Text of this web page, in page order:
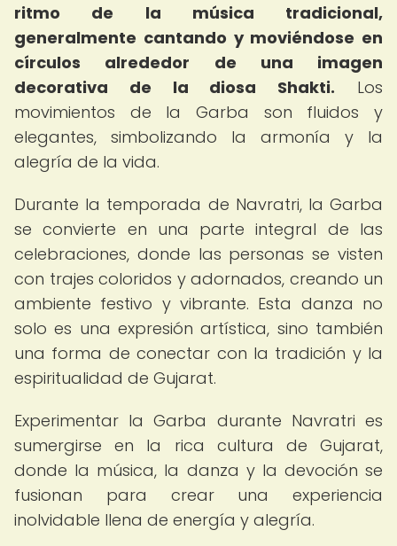
ritmo de la música tradicional,
generalmente cantando y moviéndose en
círculos alrededor de una imagen
decorativa de la diosa Shakti. Los
movimientos de la Garba son fluidos y
elegantes, simbolizando la armonía y la
alegría de la vida.
Durante la temporada de Navratri, la Garba
se convierte en una parte integral de las
celebraciones, donde las personas se visten
con trajes coloridos y adornados, creando un
ambiente festivo y vibrante. Esta danza no
solo es una expresión artística, sino también
una forma de conectar con la tradición y la
espiritualidad de Gujarat.
Experimentar la Garba durante Navratri es
sumergirse en la rica cultura de Gujarat,
donde la música, la danza y la devoción se
fusionan para crear una experiencia
inolvidable llena de energía y alegría.